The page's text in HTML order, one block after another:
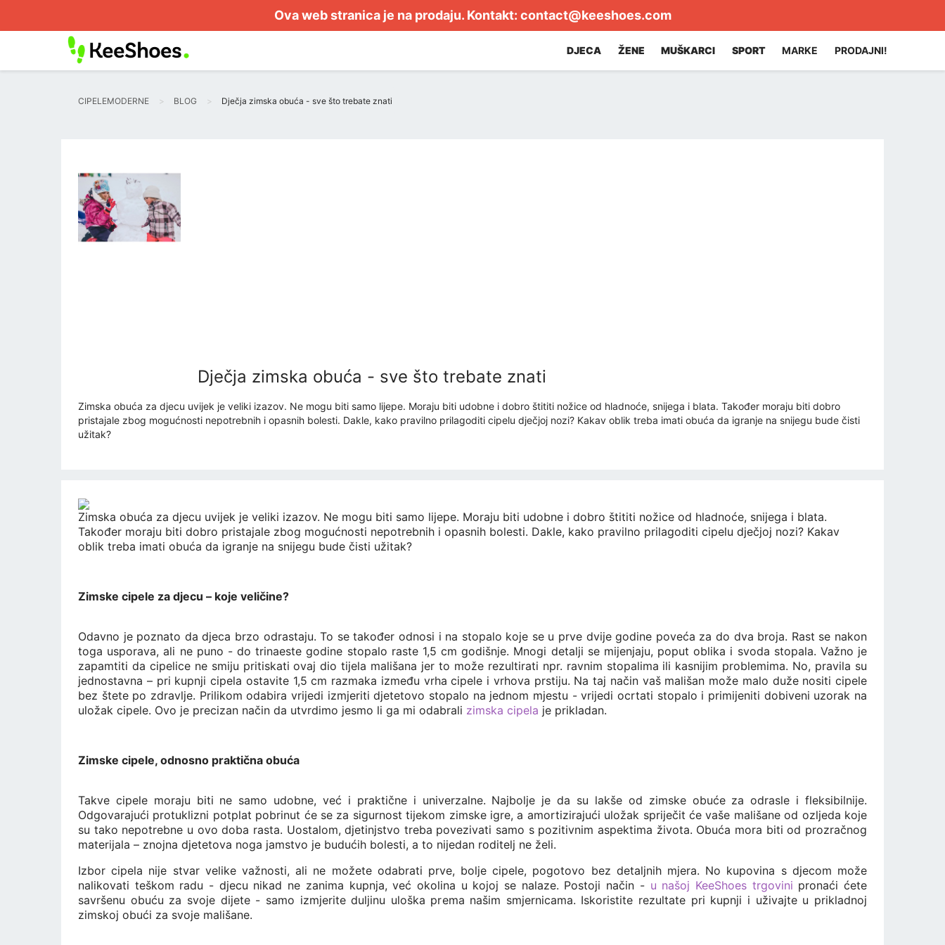
Ova web stranica je na prodaju. Kontakt: contact@keeshoes.com
DJECA ŽENE MUŠKARCI SPORT MARKE PRODAJNI!
CIPELEMODERNE BLOG Dječja zimska obuća - sve što trebate znati
Dječja zimska obuća - sve što trebate znati
Zimska obuća za djecu uvijek je veliki izazov. Ne mogu biti samo lijepe. Moraju biti udobne i dobro štititi nožice od hladnoće, snijega i blata. Također moraju biti dobro
pristajale zbog mogućnosti nepotrebnih i opasnih bolesti. Dakle, kako pravilno prilagoditi cipelu dječjoj nozi? Kakav oblik treba imati obuća da igranje na snijegu bude čisti
užitak?
Zimska obuća za djecu uvijek je veliki izazov. Ne mogu biti samo lijepe. Moraju biti udobne i dobro štititi nožice od hladnoće, snijega i blata.
Također moraju biti dobro pristajale zbog mogućnosti nepotrebnih i opasnih bolesti. Dakle, kako pravilno prilagoditi cipelu dječjoj nozi? Kakav
oblik treba imati obuća da igranje na snijegu bude čisti užitak?
Zimske cipele za djecu – koje veličine?
Odavno je poznato da djeca brzo odrastaju. To se također odnosi i na stopalo koje se u prve dvije godine poveća za do dva broja. Rast se nakon
toga usporava, ali ne puno - do trinaeste godine stopalo raste 1,5 cm godišnje. Mnogi detalji se mijenjaju, poput oblika i svoda stopala. Važno je
zapamtiti da cipelice ne smiju pritiskati ovaj dio tijela mališana jer to može rezultirati npr. ravnim stopalima ili kasnijim problemima. No, pravila su
jednostavna – pri kupnji cipela ostavite 1,5 cm razmaka između vrha cipele i vrhova prstiju. Na taj način vaš mališan može malo duže nositi cipele
bez štete po zdravlje. Prilikom odabira vrijedi izmjeriti djetetovo stopalo na jednom mjestu - vrijedi ocrtati stopalo i primijeniti dobiveni uzorak na
uložak cipele. Ovo je precizan način da utvrdimo jesmo li ga mi odabrali zimska cipela je prikladan.
Zimske cipele, odnosno praktična obuća
Takve cipele moraju biti ne samo udobne, već i praktične i univerzalne. Najbolje je da su lakše od zimske obuće za odrasle i fleksibilnije.
Odgovarajući protuklizni potplat pobrinut će se za sigurnost tijekom zimske igre, a amortizirajući uložak spriječit će vaše mališane od ozljeda koje
su tako nepotrebne u ovo doba rasta. Uostalom, djetinjstvo treba povezivati ​​samo s pozitivnim aspektima života. Obuća mora biti od prozračnog
materijala – znojna djetetova noga jamstvo je budućih bolesti, a to nijedan roditelj ne želi.
Izbor cipela nije stvar velike važnosti, ali ne možete odabrati prve, bolje cipele, pogotovo bez detaljnih mjera. No kupovina s djecom može
nalikovati teškom radu - djecu nikad ne zanima kupnja, već okolina u kojoj se nalaze. Postoji način - u našoj KeeShoes trgovini pronaći ćete
savršenu obuću za svoje dijete - samo izmjerite duljinu uloška prema našim smjernicama. Iskoristite rezultate pri kupnji i uživajte u prikladnoj
zimskoj obući za svoje mališane.